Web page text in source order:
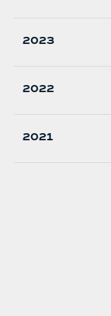
2023
2022
2021